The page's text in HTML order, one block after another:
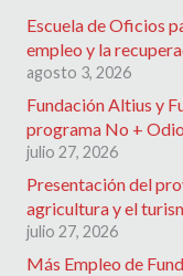
Escuela de Oficios
empleo y la
agosto 3, 2026
Fundación Altius y
programa No +
julio 27, 2026
Presentación del
agricultura y el
julio 27, 2026
Más Empleo de